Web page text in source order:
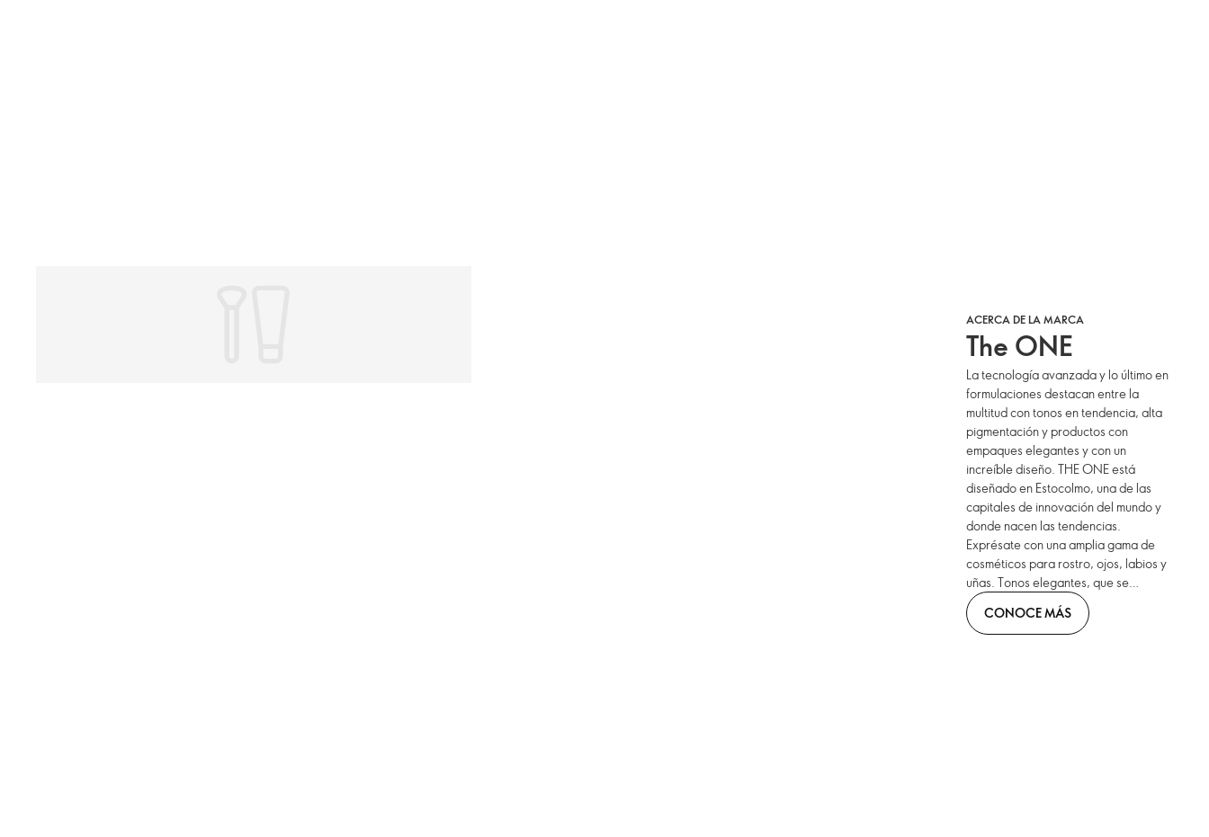
ACERCA DE LA MARCA
The ONE
La tecnología avanzada y lo último en
formulaciones destacan entre la
multitud con tonos en tendencia, alta
pigmentación y productos con
empaques elegantes y con un
increíble diseño. THE ONE está
diseñado en Estocolmo, una de las
capitales de innovación del mundo y
donde nacen las tendencias.
Exprésate con una amplia gama de
cosméticos para rostro, ojos, labios y
uñas. Tonos elegantes, que se
combinan con formatos innovadores.
¡Llévalos contigo!
CONOCE MÁS